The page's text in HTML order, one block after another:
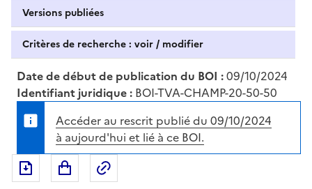
Versions publiées
Critères de recherche : voir / modifier
Date de début de publication du BOI :09/10/2024
Identifiant juridique : BOI-TVA-CHAMP-20-50-50
Accéder au rescrit publié du 09/10/2024
à aujourd'hui et lié à ce BOI.
Exporter le document au format pdf